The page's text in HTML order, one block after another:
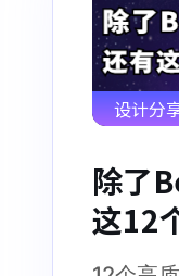
设计分
除了
这12
来找